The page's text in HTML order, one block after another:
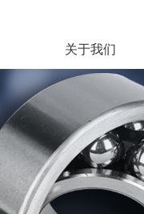
关于我们